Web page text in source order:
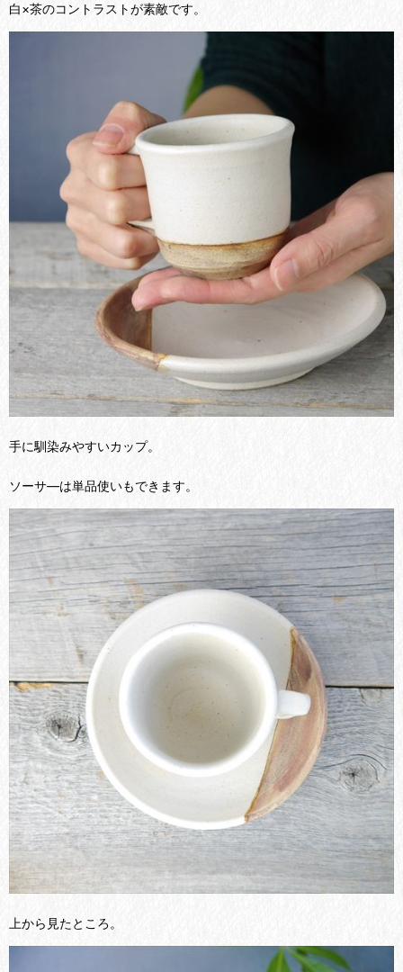
白×茶のコントラストが素敵です。
手に馴染みやすいカップ。
ソーサ―は単品使いもできます。
上から見たところ。